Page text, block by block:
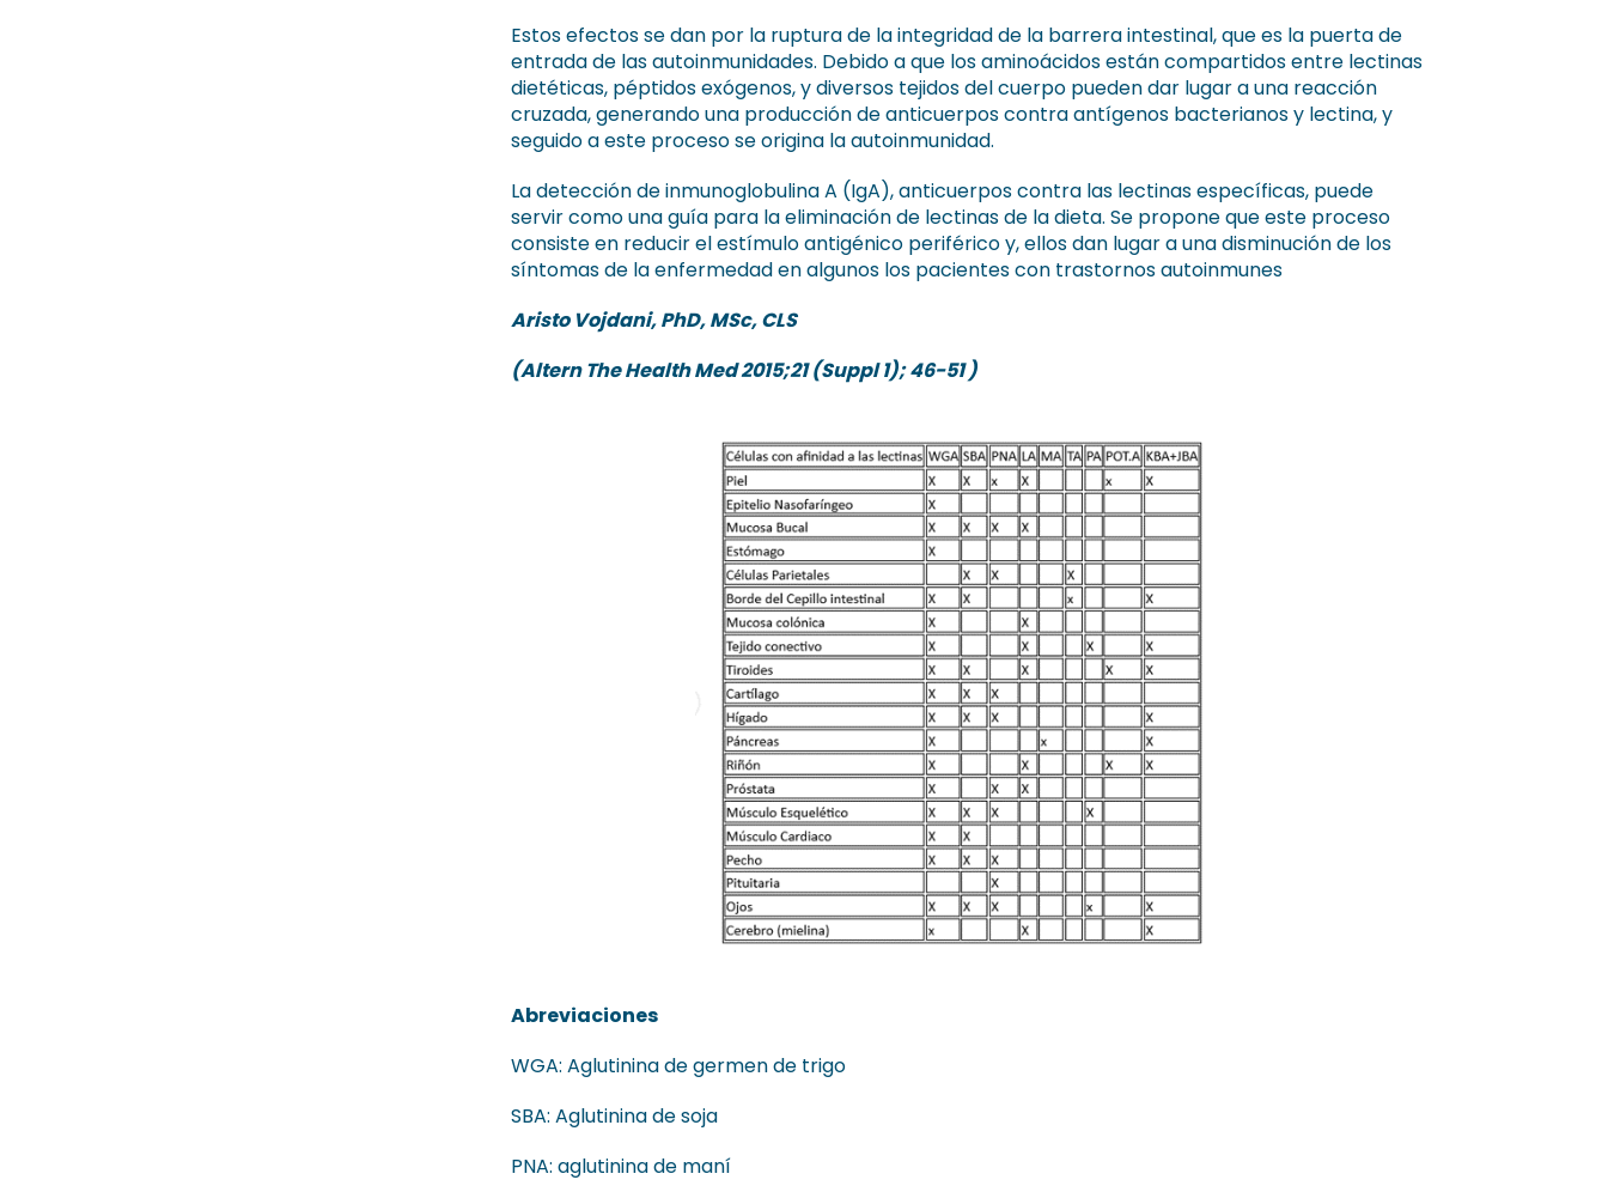
Estos efectos se dan por la ruptura de la integridad de la barrera intestinal, que es la puerta de
entrada de las autoinmunidades. Debido a que los aminoácidos están compartidos entre lectinas
dietéticas, péptidos exógenos, y diversos tejidos del cuerpo pueden dar lugar a una reacción
cruzada, generando una producción de anticuerpos contra antígenos bacterianos y lectina, y
seguido a este proceso se origina la autoinmunidad.
La detección de inmunoglobulina A (IgA), anticuerpos contra las lectinas específicas, puede
servir como una guía para la eliminación de lectinas de la dieta. Se propone que este proceso
consiste en reducir el estímulo antigénico periférico y, ellos dan lugar a una disminución de los
síntomas de la enfermedad en algunos los pacientes con trastornos autoinmunes
Aristo Vojdani, PhD, MSc, CLS
(Altern The Health Med 2015;21 (Suppl 1); 46-51 )
Abreviaciones
WGA: Aglutinina de germen de trigo
SBA: Aglutinina de soja
PNA: aglutinina de maní